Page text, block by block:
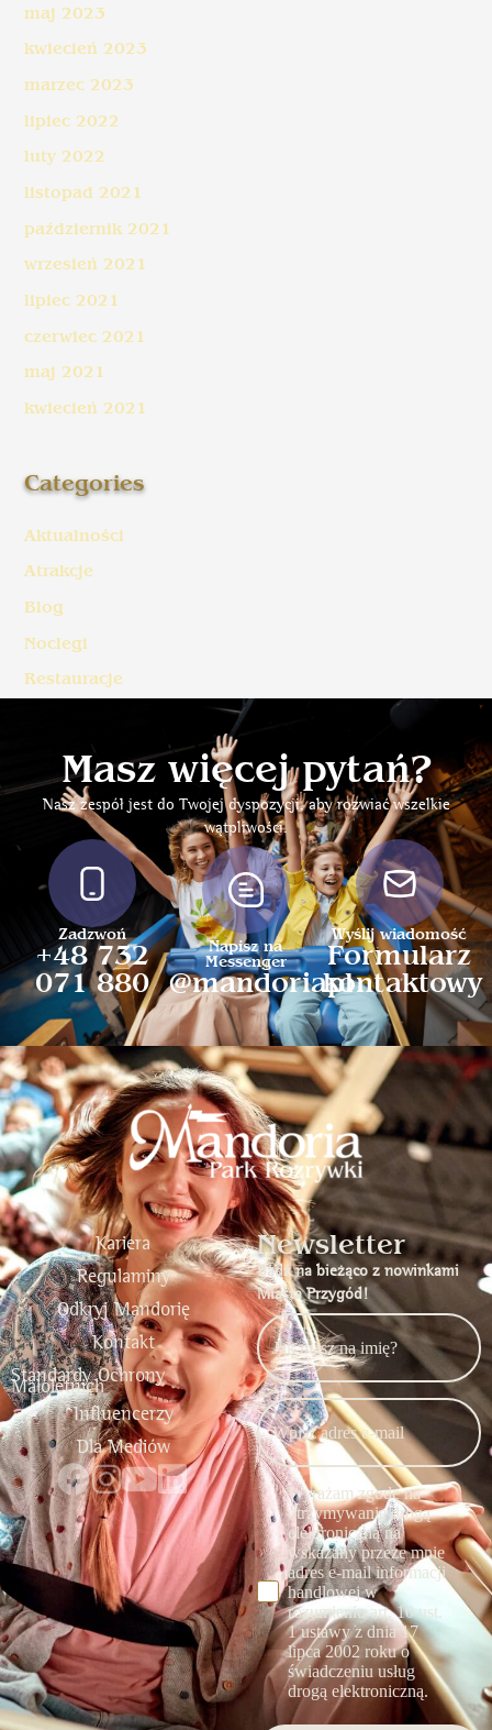
maj 2023
kwiecień 2023
marzec 2023
lipiec 2022
luty 2022
listopad 2021
październik 2021
wrzesień 2021
lipiec 2021
czerwiec 2021
maj 2021
kwiecień 2021
Categories
Aktualności
Atrakcje
Blog
Noclegi
Restauracje
Meta
Zaloguj się
Kanał wpisów
WordPress.org
Masz więcej pytań?
Nasz zespół jest do Twojej dyspozycji, aby rozwiać wszelkie
wątpliwości.
Zadzwoń
+48 732
071 880
Napisz na
Messenger
@mandoriapl
Wyślij wiadomość
Formularz
kontaktowy
Kariera
Regulaminy
Odkryj Mandorię
Kontakt
Standardy Ochrony
Małoletnich
Influencerzy
Dla Mediów
Newsletter
Bądź na bieżąco z nowinkami
Miasta Przygód!
Wyrażam zgodę na
otrzymywanie drogą
elektroniczną na
wskazany przeze mnie
adres e-mail informacji
handlowej w
rozumieniu art. 10 ust.
1 ustawy z dnia 17
lipca 2002 roku o
świadczeniu usług
drogą elektroniczną.